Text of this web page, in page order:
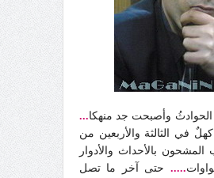
وأصبحت جد منهكا...
في الثالثة والأربعين من
بالأحداث والأدوار
..... حتى آخر ما تصل